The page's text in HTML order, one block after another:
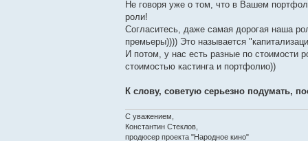
Не говоря уже о том, что в Вашем
роли!
Согласитесь, даже самая дорогая наша
премьеры)))) Это называется
И потом, у нас есть разные по стоимости
стоимостью кастинга и портфолио))
К слову, советую серьезно подумать,
С уважением,
Константин Стеклов,
продюсер проекта "Народное кино"